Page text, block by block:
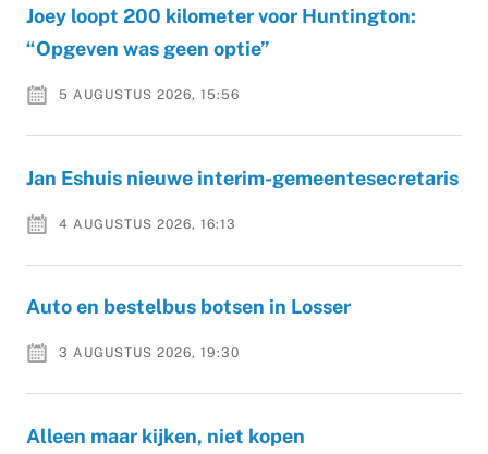
Joey loopt 200 kilometer voor Huntington:
“Opgeven was geen optie”
5 AUGUSTUS 2026, 15:56
Jan Eshuis nieuwe interim-gemeentesecretaris
4 AUGUSTUS 2026, 16:13
Auto en bestelbus botsen in Losser
3 AUGUSTUS 2026, 19:30
Alleen maar kijken, niet kopen